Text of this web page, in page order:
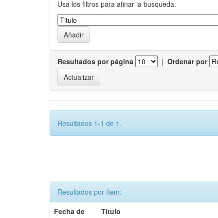
Usa los filtros para afinar la busqueda.
Resultados por página | Ordenar por
Resultados 1-1 de 1.
Resultados por ítem:
Fecha de
Título